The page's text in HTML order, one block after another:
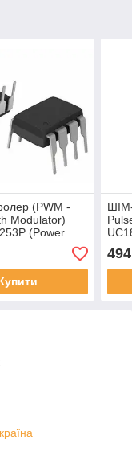
(PWM -
Modulator)
(Power